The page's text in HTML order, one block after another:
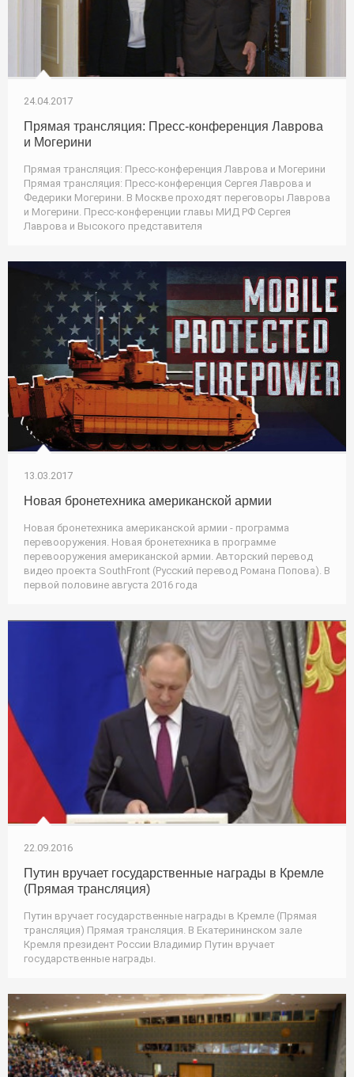
24.04.2017
Прямая трансляция: Пресс-конференция Лаврова
и Могерини
Прямая трансляция: Пресс-конференция Лаврова и Могерини
Прямая трансляция: Пресс-конференция Сергея Лаврова и
Федерики Могерини. В Москве проходят переговоры Лаврова
и Могерини. Пресс-конференции главы МИД РФ Сергея
Лаврова и Высокого представителя
13.03.2017
Новая бронетехника американской армии
Новая бронетехника американской армии - программа
перевооружения. Новая бронетехника в программе
перевооружения американской армии. Авторский перевод
видео проекта SouthFront (Русский перевод Романа Попова). В
первой половине августа 2016 года
22.09.2016
Путин вручает государственные награды в Кремле
(Прямая трансляция)
Путин вручает государственные награды в Кремле (Прямая
трансляция) Прямая трансляция. В Екатерининском зале
Кремля президент России Владимир Путин вручает
государственные награды.